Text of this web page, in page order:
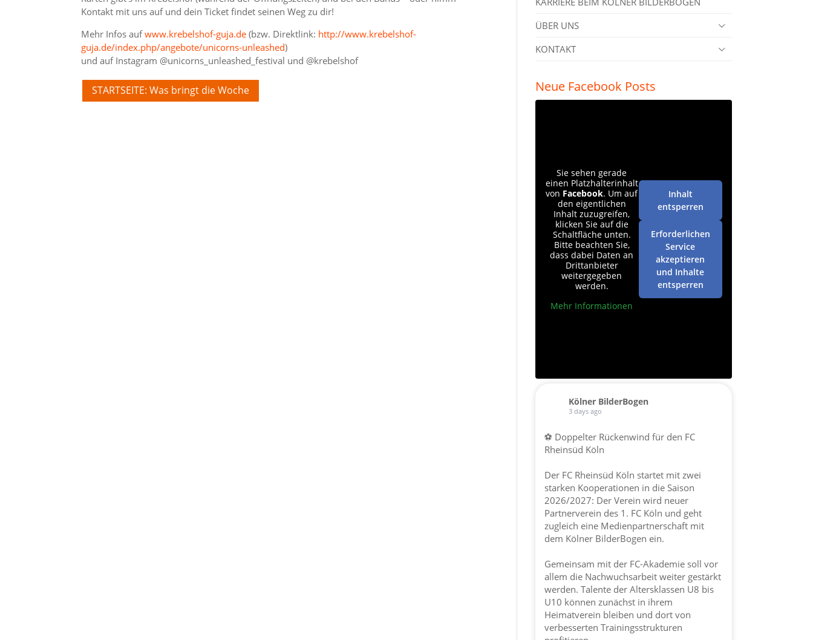
Kontakt mit uns auf und dein Ticket findet seinen Weg zu dir!
Mehr Infos aufwww.krebelshof-guja.de (bzw. Direktlink: http://www.krebelshof-
guja.de/index.php/angebote/unicorns-unleashed)
und auf Instagram @unicorns_unleashed_festival und @krebelshof
STARTSEITE: Was bringt die Woche
ÜBER UNS
KONTAKT
Neue Facebook Posts
Sie sehen gerade
einen Platzhalterinhalt
von Facebook. Um auf
den eigentlichen
Inhalt zuzugreifen,
klicken Sie auf die
Schaltfläche unten.
Bitte beachten Sie,
dass dabei Daten an
Drittanbieter
weitergegeben
werden.
Mehr Informationen
Inhalt
entsperren
Erforderlichen
Service
akzeptieren
und Inhalte
entsperren
Kölner BilderBogen
3 days ago
⚽ Doppelter Rückenwind für den FC
Rheinsüd Köln
Der FC Rheinsüd Köln startet mit zwei
starken Kooperationen in die Saison
2026/2027: Der Verein wird neuer
Partnerverein des 1. FC Köln und geht
zugleich eine Medienpartnerschaft mit
dem Kölner BilderBogen ein.
Gemeinsam mit der FC-Akademie soll vor
allem die Nachwuchsarbeit weiter gestärkt
werden. Talente der Altersklassen U8 bis
U10 können zunächst in ihrem
Heimatverein bleiben und dort von
verbesserten Trainingsstrukturen